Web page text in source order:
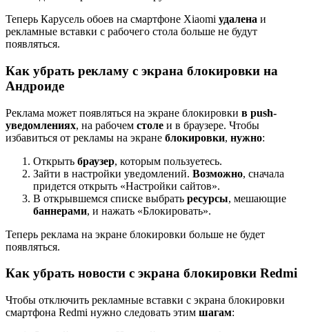
Теперь Карусель обоев на смартфоне Xiaomi удалена и
рекламные вставки с рабочего стола больше не будут
появляться.
Как убрать рекламу с экрана блокировки на
Андроиде
Реклама может появляться на экране блокировки в push-
уведомлениях, на рабочем столе и в браузере. Чтобы
избавиться от рекламы на экране блокировки, нужно:
Открыть браузер, которым пользуетесь.
Зайти в настройки уведомлений. Возможно, сначала
придется открыть «Настройки сайтов».
В открывшемся списке выбрать ресурсы, мешающие
баннерами, и нажать «Блокировать».
Теперь реклама на экране блокировки больше не будет
появляться.
Как убрать новости с экрана блокировки Redmi
Чтобы отключить рекламные вставки с экрана блокировки
смартфона Redmi нужно следовать этим шагам: